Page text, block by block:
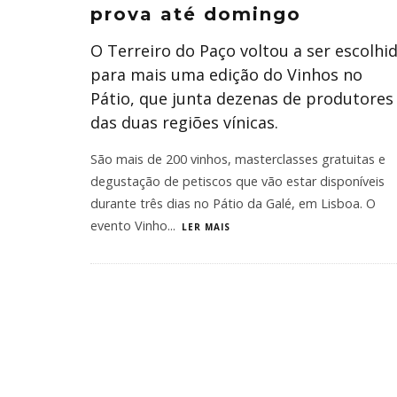
prova até domingo
O Terreiro do Paço voltou a ser
para mais uma edição do Vinhos no
Pátio, que junta dezenas de produtores
das duas regiões vínicas.
São mais de 200 vinhos, masterclasses gratuitas e
degustação de petiscos que vão estar disponíveis
durante três dias no Pátio da Galé, em Lisboa. O
evento Vinho... LER MAIS